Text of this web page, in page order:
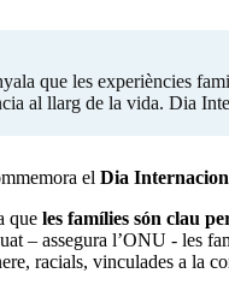
que les experiències
al llarg de la vida. Dia
el Dia
que les famílies són clau
– assegura l’ONU - les
racials, vinculades a la